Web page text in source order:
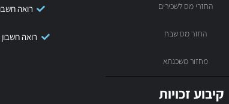
החזרי מס לשכירים
החזר מס שבח
מחזור משכנתא
קיבוע זכויות
רואה
רואה